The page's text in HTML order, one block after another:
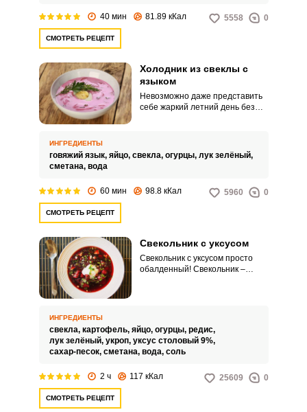
40 мин 81.89 кКал 5558 0
СМОТРЕТЬ РЕЦЕПТ
Холодник из свеклы с
языком
Невозможно даже представить
себе жаркий летний день без
утоляет жажду, поэтому он так
популярен именно летом.
ИНГРЕДИЕНТЫ
говяжий язык, яйцо, свекла, огурцы, лук зелёный,
сметана, вода
60 мин 98.8 кКал 5960 0
СМОТРЕТЬ РЕЦЕПТ
Свекольник с уксусом
Свекольник с уксусом просто
обалденный! Свекольник –
ИНГРЕДИЕНТЫ
свекла, картофель, яйцо, огурцы, редис,
лук зелёный, укроп, уксус столовый 9%,
сахар-песок, сметана, вода, соль
2 ч 117 кКал 25609 0
СМОТРЕТЬ РЕЦЕПТ